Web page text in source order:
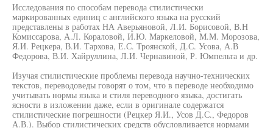
Исследования по способам перевода стилистически
маркированных единиц с английского языка на русский
представлены в работах НА Аверьяновой, Л.И. Борисовой, В.Н
Комиссарова, А.Л. Кораловой, И.Ю. Маркеловой, М.М. Морозова,
Я.И. Рецкера, В.И. Тархова, Е.С. Троянской, Д.С. Усова, А.В
Федорова, В.И. Хайруллина, Л.И. Чернавиной, Р. Юмпельта и др.
Изучая стилистические проблемы перевода научно-технических
текстов, переводоведы говорят о том, что в переводе необходимо
учитывать нормы языка и стиля переводного языка, достигать
ясности в изложении даже, если в оригинале содержатся
стилистические погрешности (Рецкер Я.И., Усов Д.С., Федоров
А.В.). Выбор стилистических средств обусловливается нормами